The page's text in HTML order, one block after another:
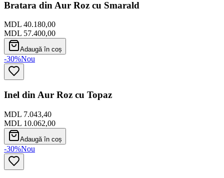
Bratara din Aur Roz cu Smarald
MDL 40.180,00
MDL 57.400,00
Adaugă în coș
-30%Nou
Inel din Aur Roz cu Topaz
MDL 7.043,40
MDL 10.062,00
Adaugă în coș
-30%Nou